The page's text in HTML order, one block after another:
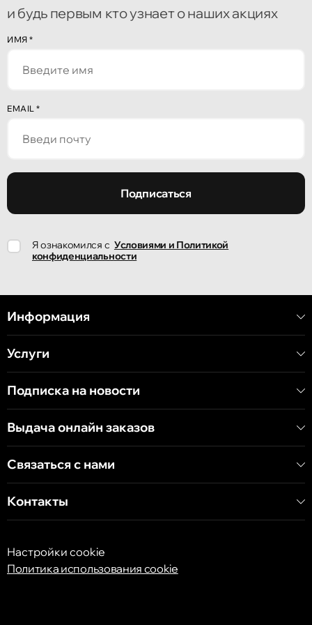
улица Ион Крянгэ, 78
Кишинёв
Хынчештское шоссе, 60/4
бульвар Дечебал, 139
и будь первым кто узнает о наших акциях
ИМЯ *
EMAIL *
Подписаться
Я ознакомился с Условиями и Политикой
конфиденциальности
Информация
Услуги
Подписка на новости
Выдача онлайн заказов
Связаться с нами
Контакты
Настройки cookie
Политика использования cookie